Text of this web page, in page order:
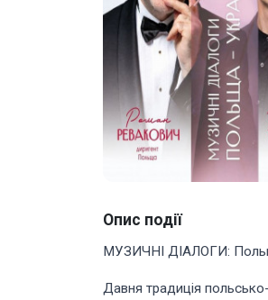
Опис події
МУЗИЧНІ ДІАЛОГИ:
Давня традиція